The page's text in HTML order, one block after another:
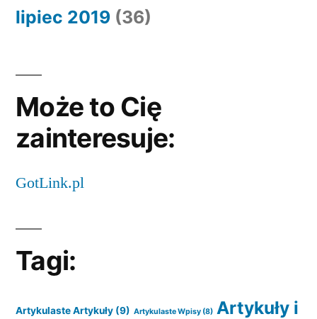
lipiec 2019 (36)
Może to Cię
zainteresuje:
GotLink.pl
Tagi:
Artykulaste Artykuły (9) Artykulaste Wpisy (8) Artykuły i